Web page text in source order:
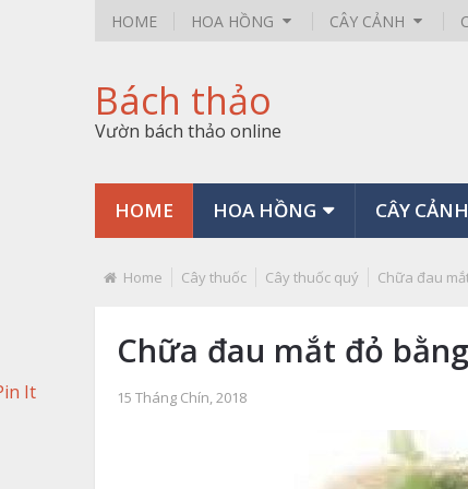
HOME HOA HỒNG CÂY CẢNH
Bách thảo
Vườn bách thảo online
HOME HOA HỒNG CÂY CẢNH
Home Cây thuốc Cây thuốc quý Chữa đau
Chữa đau mắt đỏ
15 Tháng Chín, 2018
It